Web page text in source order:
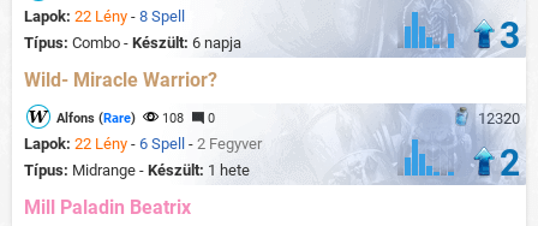
Lapok: 22 Lény - 8 Spell
Típus: Combo - Készült: 6 napja 3
Wild- Miracle Warrior?
12320
Alfons (Rare) 108 0
Lapok: 22 Lény - 6 Spell - 2 Fegyver
Típus: Midrange - Készült: 1 hete 2
Mill Paladin Beatrix